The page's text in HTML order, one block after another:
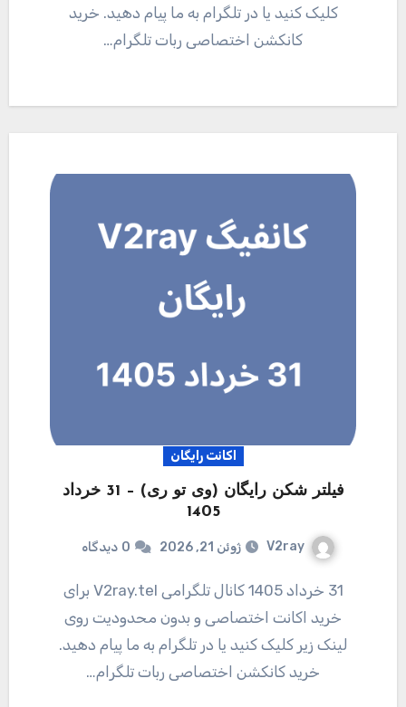
کلیک کنید یا در تلگرام به ما پیام دهید. خرید
کانکشن اختصاصی ربات تلگرام…
اکانت رایگان
فیلتر شکن رایگان (وی تو ری) – 31 خرداد
1405
V2ray ژوئن 21, 2026 0 دیدگاه
31 خرداد 1405 کانال تلگرامی V2ray.tel برای
خرید اکانت اختصاصی و بدون محدودیت روی
لینک زیر کلیک کنید یا در تلگرام به ما پیام دهید.
خرید کانکشن اختصاصی ربات تلگرام…